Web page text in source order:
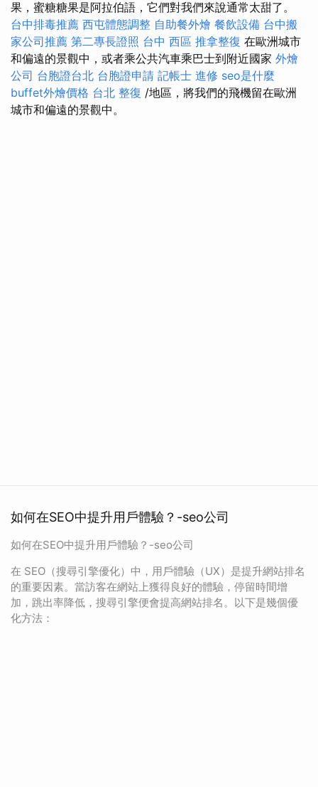
果，蜜糖糖果是阿拉伯語，它們對我們來說通常太甜了。
台中排毒推薦 西屯體態調整 自助餐外燴 餐飲設備 台中搬
家公司推薦 第二專長證照 台中 西區 推拿整復 在歐洲城市
和偏遠的景觀中，或者乘公共汽車乘巴士到附近國家 外燴
公司 台胞證台北 台胞證申請 記帳士 進修 seo是什麼
buffet外燴價格 台北 整復 /地區，將我們的飛機留在歐洲
城市和偏遠的景觀中。
如何在SEO中提升用戶體驗？-seo公司
如何在SEO中提升用戶體驗？-seo公司
在 SEO（搜尋引擎優化）中，用戶體驗（UX）是提升網站排名
的重要因素。當訪客在網站上獲得良好的體驗，停留時間增
加，跳出率降低，搜尋引擎便會提高網站排名。以下是幾個優
化方法：